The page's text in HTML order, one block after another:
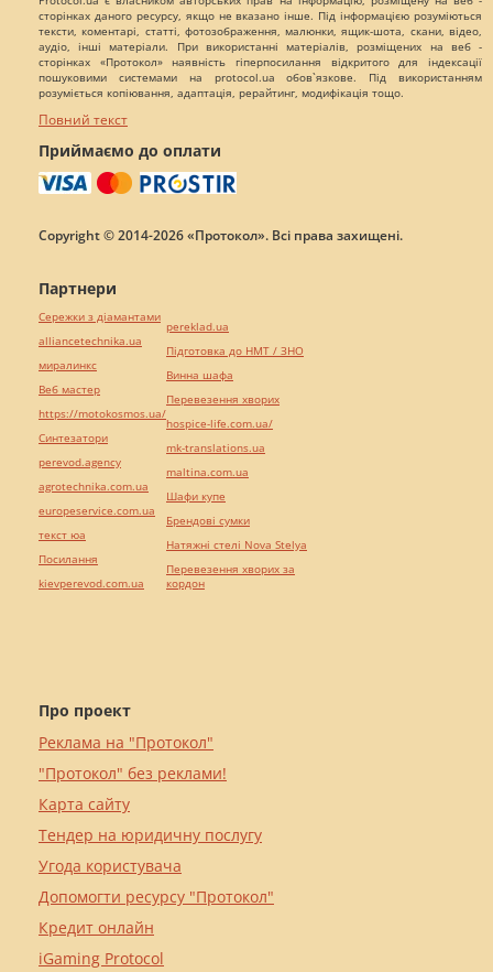
сторінках даного ресурсу, якщо не вказано інше. Під інформацією розуміються
тексти, коментарі, статті, фотозображення, малюнки, ящик-шота, скани, відео,
аудіо, інші матеріали. При використанні матеріалів, розміщених на веб -
сторінках «Протокол» наявність гіперпосилання відкритого для індексації
пошуковими системами на protocol.ua обов`язкове. Під використанням
розуміється копіювання, адаптація, рерайтинг, модифікація тощо.
Повний текст
Приймаємо до оплати
Copyright © 2014-2026 «Протокол». Всі права захищені.
Про проект
Реклама на "Протокол"
"Протокол" без реклами!
Карта сайту
Тендер на юридичну послугу
Угода користувача
Допомогти ресурсу "Протокол"
Кредит онлайн
iGaming Protocol
Партнери
Сережки з діамантами
alliancetechnika.ua
миралинкс
Веб мастер
https://motokosmos.ua/
Синтезатори
perevod.agency
agrotechnika.com.ua
europeservice.com.ua
текст юа
Посилання
kievperevod.com.ua
pereklad.ua
Підготовка до НМТ / ЗНО
Винна шафа
Перевезення хворих
hospice-life.com.ua/
mk-translations.ua
maltina.com.ua
Шафи купе
Брендові сумки
Натяжні стелі Nova Stelya
Перевезення хворих за
кордон